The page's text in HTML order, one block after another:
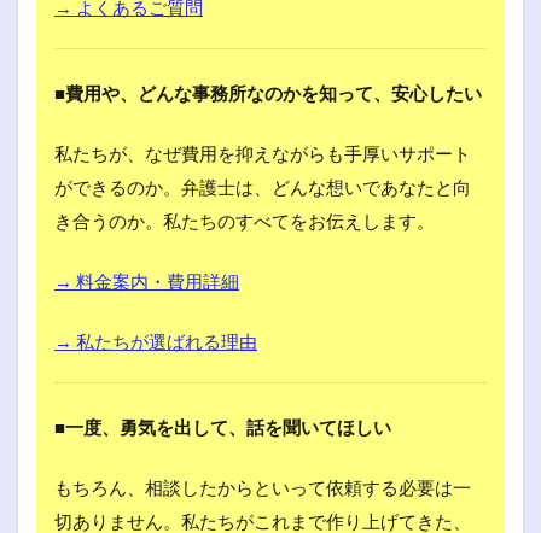
→ よくあるご質問
■費用や、どんな事務所なのかを知って、安心したい
私たちが、なぜ費用を抑えながらも手厚いサポート
ができるのか。弁護士は、どんな想いであなたと向
き合うのか。私たちのすべてをお伝えします。
→ 料金案内・費用詳細
→ 私たちが選ばれる理由
■一度、勇気を出して、話を聞いてほしい
もちろん、相談したからといって依頼する必要は一
切ありません。私たちがこれまで作り上げてきた、